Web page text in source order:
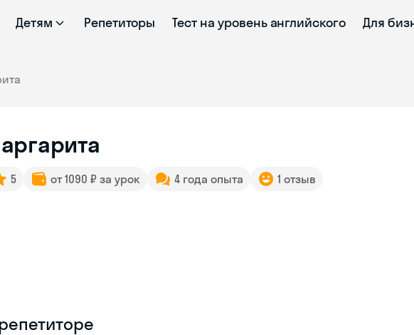
Детям Репетиторы Тест на уровень английского Для
5 от 1090 ₽ за урок 4 года опыта 1 отзыв